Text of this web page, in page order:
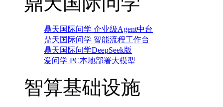
鼎天国际问学 企业级Agent中台
鼎天国际问学 智能流程工作台
鼎天国际问学DeepSeek版
爱问学 PC本地部署大模型
智算基础设施